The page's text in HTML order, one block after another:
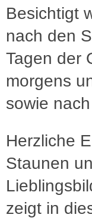
Besichtigt
nach den
Tagen der
morgens
sowie
Herzliche
Staunen
zeigt in